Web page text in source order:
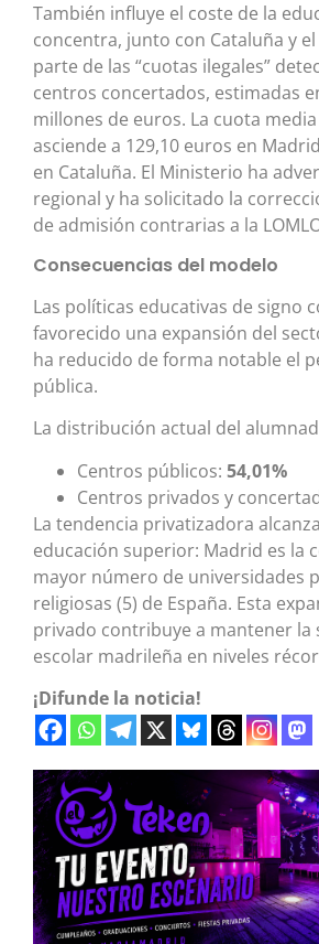
También influye el coste de la
concentra, junto con Cataluña y el
parte de las “cuotas ilegales”
centros concertados, estimadas
millones de euros. La cuota
asciende a 129,10 euros en
en Cataluña. El Ministerio ha
regional y ha solicitado la
de admisión contrarias a la
Consecuencias del modelo
Las políticas educativas de signo
favorecido una expansión del
ha reducido de forma notable el
pública.
La distribución actual del
Centros públicos: 54,01%
Centros privados y
La tendencia privatizadora
educación superior: Madrid es la
mayor número de universidades
religiosas (5) de España. Esta
privado contribuye a mantener la
escolar madrileña en niveles
¡Difunde la noticia!